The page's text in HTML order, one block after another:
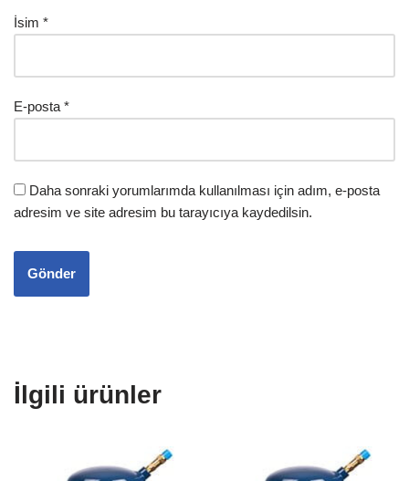
İsim *
E-posta *
Daha sonraki yorumlarımda kullanılması için adım, e-posta
adresim ve site adresim bu tarayıcıya kaydedilsin.
İlgili ürünler